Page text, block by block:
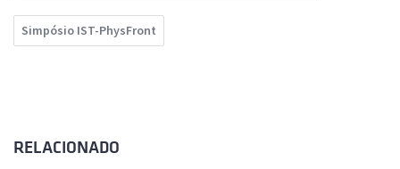
Simpósio IST-PhysFront
RELACIONADO